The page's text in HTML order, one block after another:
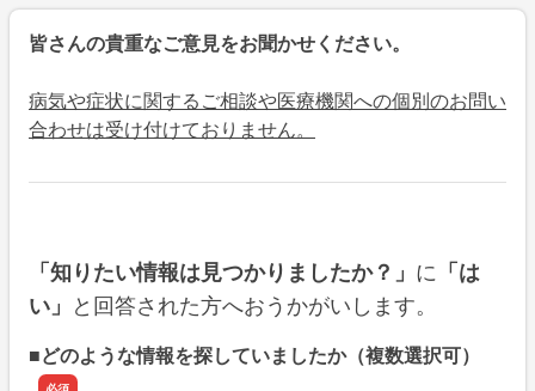
皆さんの貴重なご意見をお聞かせください。
病気や症状に関するご相談や医療機関への個別のお問い
合わせは受け付けておりません。
「知りたい情報は見つかりましたか？」 に 「は
い」 と回答された方へおうかがいします。
■どのような情報を探していましたか（複数選択可）